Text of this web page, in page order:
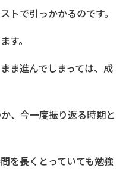
トで引っかかるのです。
す。
ま進んでしまっては、成
、今一度振り返る時期と
を長くとっていても勉強